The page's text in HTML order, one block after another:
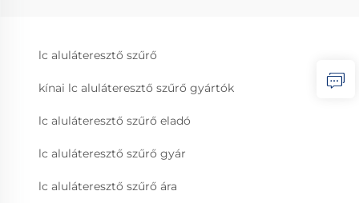
lc aluláteresztő szűrő
kínai lc aluláteresztő szűrő gyártók
lc aluláteresztő szűrő eladó
lc aluláteresztő szűrő gyár
lc aluláteresztő szűrő ára